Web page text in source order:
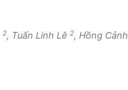
2, Tuấn Linh Lê 2, Hồng Cảnh